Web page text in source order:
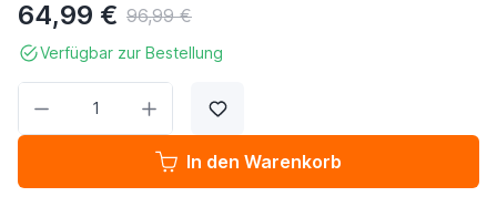
64,99 € 96,99 €
Verfügbar zur Bestellung
In den Warenkorb